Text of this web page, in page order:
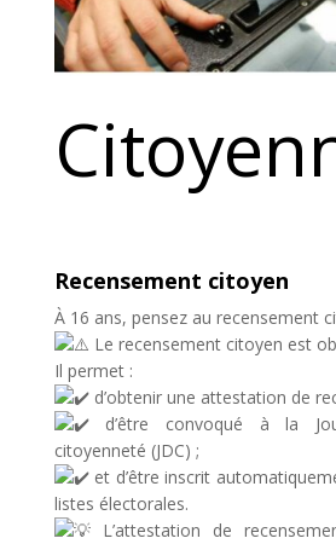
Recensement citoyen
À 16 ans, pensez au recensement
Le recensement citoyen est
Il permet :
d’obtenir une attestation de
d’être convoqué à la
citoyenneté (JDC) ;
et d’être inscrit
listes électorales.
L’attestation de